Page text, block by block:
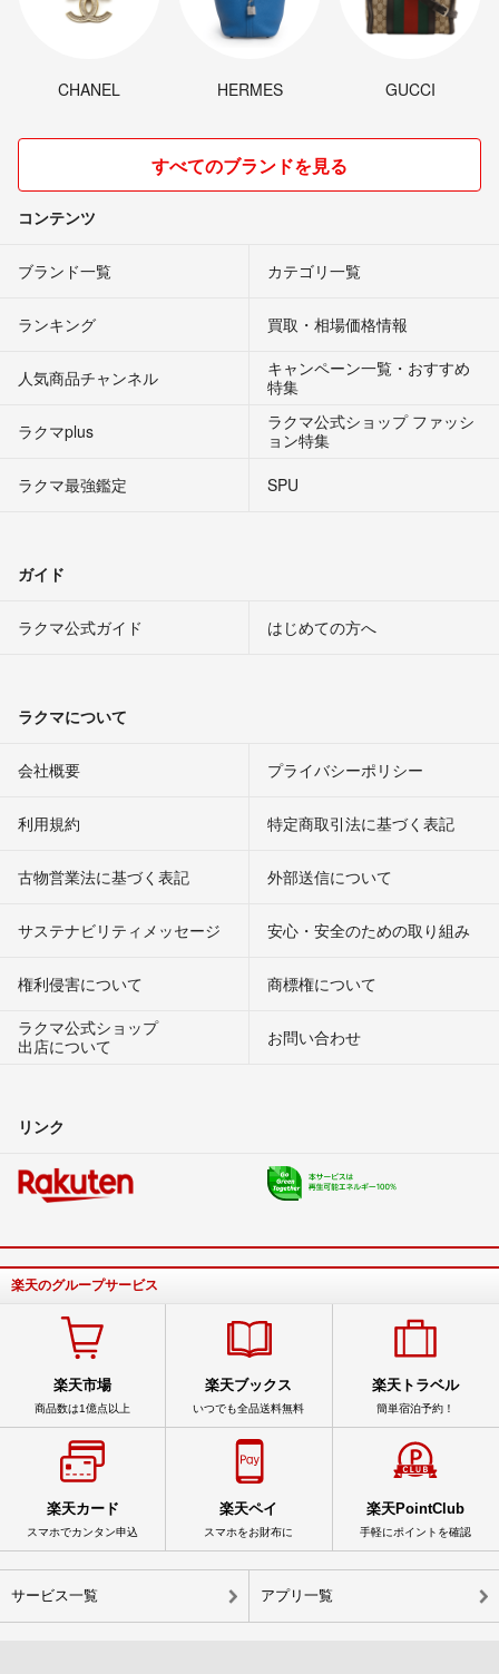
CHANEL HERMES GUCCI
すべてのブランドを見る
コンテンツ
ブランド一覧 カテゴリ一覧
ランキング 買取・相場価格情報
人気商品チャンネル
キャンペーン一覧・おすすめ
特集
ラクマplus
ラクマ公式ショップ ファッシ
ョン特集
ラクマ最強鑑定
SPU
ガイド
ラクマ公式ガイド はじめての方へ
ラクマについて
会社概要 プライバシーポリシー
利用規約 特定商取引法に基づく表記
古物営業法に基づく表記 外部送信について
サステナビリティメッセージ 安心・安全のための取り組み
権利侵害について
商標権について
ラクマ公式ショップ
出店について
お問い合わせ
リンク
楽天のグループサービス
楽天市場
商品数は1億点以上
楽天ブックス
いつでも全品送料無料
楽天トラベル
簡単宿泊予約！
楽天カード
スマホでカンタン申込
楽天ペイ
スマホをお財布に
楽天PointClub
手軽にポイントを確認
サービス一覧 アプリ一覧